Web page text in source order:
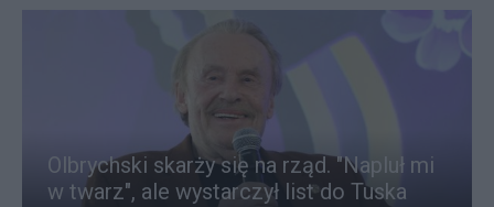
Olbrychski skarży się na rząd. "Napluł mi
w twarz", ale wystarczył list do Tuska